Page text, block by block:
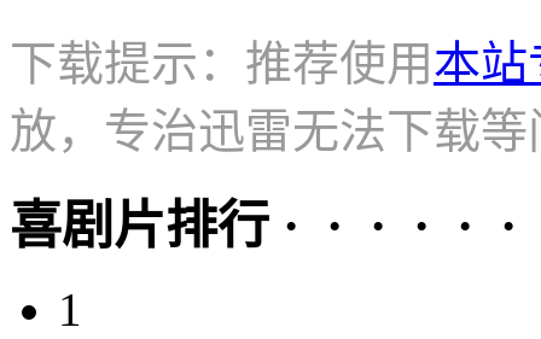
下载提示：推荐使用本站
放，专治迅雷无法下载等
喜剧片排行 · · · · · ·
1